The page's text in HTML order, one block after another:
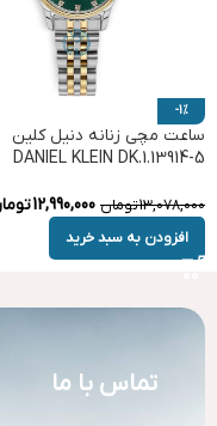
-1%
ساعت مچی زنانه دنیل کلین
DANIEL KLEIN DK.1.13914-5
13,078,000تومان 12,990,000
افزودن به سبد خرید
تماس با ما